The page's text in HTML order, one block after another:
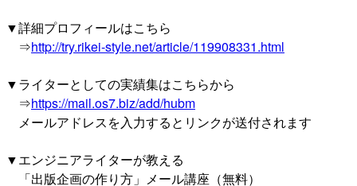
▼詳細プロフィールはこちら
⇒http://try.rikei-style.net/article/119908331.html
▼ライターとしての実績集はこちらから
⇒https://mail.os7.biz/add/hubm
メールアドレスを入力するとリンクが送付されます
▼エンジニアライターが教える
「出版企画の作り方」メール講座（無料）